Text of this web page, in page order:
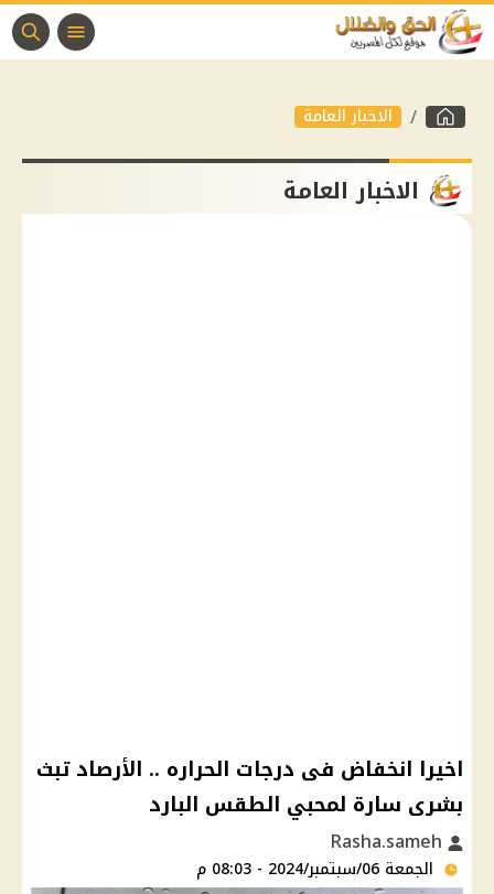
الاخبار العامة
الاخبار العامة
اخيرا انخفاض فى درجات الحراره .. الأرصاد تبث
بشرى سارة لمحبي الطقس البارد
الجمعة 06/سبتمبر/2024 - 08:03 م